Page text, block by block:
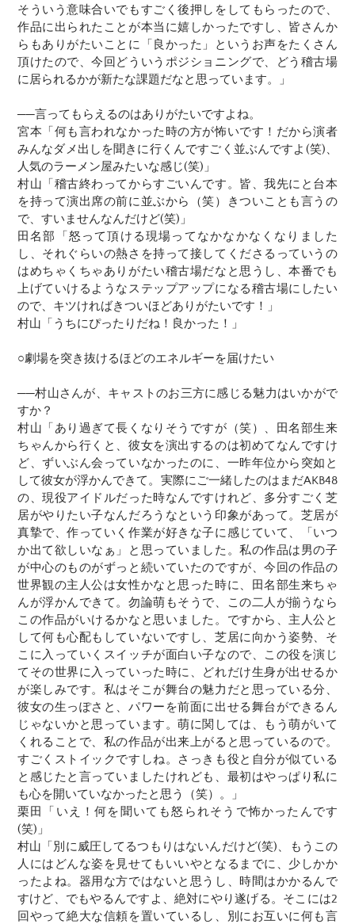
そういう意味合いでもすごく後押しをしてもらったので、
作品に出られたことが本当に嬉しかったですし、皆さんか
らもありがたいことに「良かった」というお声をたくさん
頂けたので、今回どういうポジショニングで、どう稽古場
に居られるかが新たな課題だなと思っています。」
──言ってもらえるのはありがたいですよね。
宮本「何も言われなかった時の方が怖いです！だから演者
みんなダメ出しを聞きに行くんですごく並ぶんですよ(笑)、
人気のラーメン屋みたいな感じ(笑)」
村山「稽古終わってからすごいんです。皆、我先にと台本
を持って演出席の前に並ぶから（笑）きついことも言うの
で、すいませんなんだけど(笑)」
田名部「怒って頂ける現場ってなかなかなくなりました
し、それぐらいの熱さを持って接してくださるっていうの
はめちゃくちゃありがたい稽古場だなと思うし、本番でも
上げていけるようなステップアップになる稽古場にしたい
ので、キツければきついほどありがたいです！」
村山「うちにぴったりだね！良かった！」
○劇場を突き抜けるほどのエネルギーを届けたい
──村山さんが、キャストのお三方に感じる魅力はいかがで
すか？
村山「あり過ぎて長くなりそうですが（笑）、田名部生来
ちゃんから行くと、彼女を演出するのは初めてなんですけ
ど、ずいぶん会っていなかったのに、一昨年位から突如と
して彼女が浮かんできて。実際にご一緒したのはまだAKB48
の、現役アイドルだった時なんですけれど、多分すごく芝
居がやりたい子なんだろうなという印象があって。芝居が
真摯で、作っていく作業が好きな子に感じていて、「いつ
か出て欲しいなぁ」と思っていました。私の作品は男の子
が中心のものがずっと続いていたのですが、今回の作品の
世界観の主人公は女性かなと思った時に、田名部生来ちゃ
んが浮かんできて。勿論萌もそうで、この二人が揃うなら
この作品がいけるかなと思いました。ですから、主人公と
して何も心配もしていないですし、芝居に向かう姿勢、そ
こに入っていくスイッチが面白い子なので、この役を演じ
てその世界に入っていった時に、どれだけ生身が出せるか
が楽しみです。私はそこが舞台の魅力だと思っている分、
彼女の生っぽさと、パワーを前面に出せる舞台ができるん
じゃないかと思っています。萌に関しては、もう萌がいて
くれることで、私の作品が出来上がると思っているので。
すごくストイックですしね。さっきも役と自分が似ている
と感じたと言っていましたけれども、最初はやっぱり私に
も心を開いていなかったと思う（笑）。」
栗田「いえ！何を聞いても怒られそうで怖かったんです
(笑)」
村山「別に威圧してるつもりはないんだけど(笑)、もうこの
人にはどんな姿を見せてもいいやとなるまでに、少しかか
ったよね。器用な方ではないと思うし、時間はかかるんで
すけど、でもやるんですよ、絶対にやり遂げる。そこには2
回やって絶大な信頼を置いているし、別にお互いに何も言